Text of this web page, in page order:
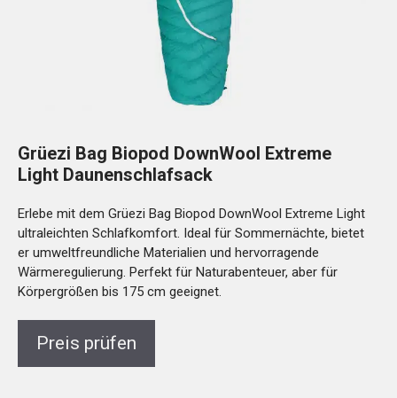
Grüezi Bag Biopod DownWool Extreme
Light Daunenschlafsack
Erlebe mit dem Grüezi Bag Biopod DownWool Extreme Light
ultraleichten Schlafkomfort. Ideal für Sommernächte, bietet
er umweltfreundliche Materialien und hervorragende
Wärmeregulierung. Perfekt für Naturabenteuer, aber für
Körpergrößen bis 175 cm geeignet.
Preis prüfen